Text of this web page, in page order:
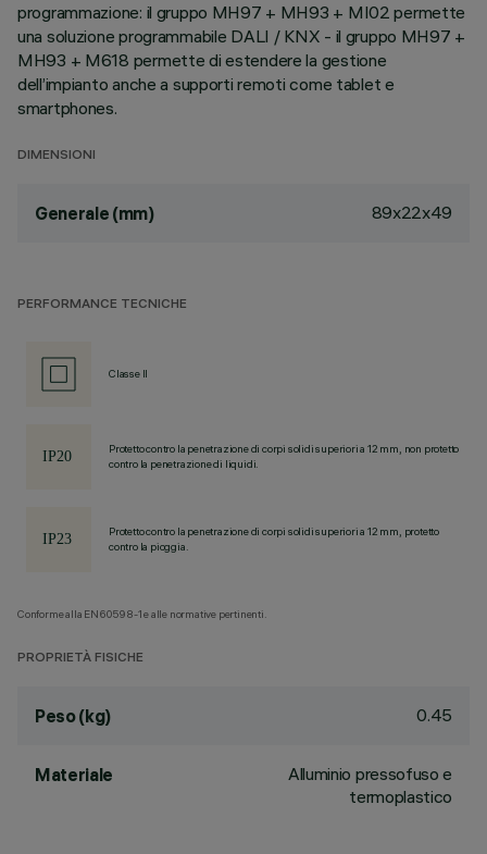
programmazione: il gruppo MH97 + MH93 + MI02 permette
una soluzione programmabile DALI / KNX - il gruppo MH97 +
MH93 + M618 permette di estendere la gestione
dell’impianto anche a supporti remoti come tablet e
smartphones.
DIMENSIONI
Generale (mm) 89x22x49
PERFORMANCE TECNICHE
Classe II
Protetto contro la penetrazione di corpi solidi superiori a 12 mm, non protetto
contro la penetrazione di liquidi.
Protetto contro la penetrazione di corpi solidi superiori a 12 mm, protetto
contro la pioggia.
Conforme alla EN60598-1 e alle normative pertinenti.
PROPRIETÀ FISICHE
Peso (kg) 0.45
Materiale
Alluminio pressofuso e
termoplastico